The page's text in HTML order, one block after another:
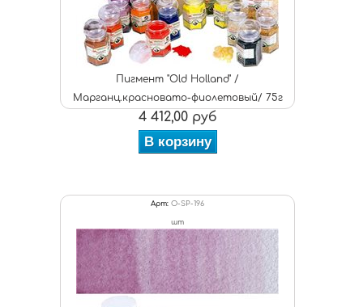
Пигмент "Old Holland" /
Марганц.красновато-фиолетовый/ 75г
4 412,00 руб
В корзину
Арт: O-SP-196
шт